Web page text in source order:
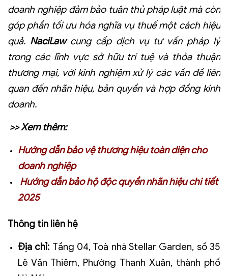
doanh nghiệp đảm bảo tuân thủ pháp luật mà còn
góp phần tối ưu hóa nghĩa vụ thuế một cách hiệu
quả. NaciLaw cung cấp dịch vụ tư vấn pháp lý
trong các lĩnh vực sở hữu trí tuệ và thỏa thuận
thương mại, với kinh nghiệm xử lý các vấn đề liên
quan đến nhãn hiệu, bản quyền và hợp đồng kinh
doanh.
>> Xem thêm:
Hướng dẫn bảo vệ thương hiệu toàn diện cho
doanh nghiệp
Hướng dẫn bảo hộ độc quyền nhãn hiệu chi tiết
2025
Thông tin liên hệ
Địa chỉ: Tầng 04, Toà nhà Stellar Garden, số 35
Lê Văn Thiêm, Phường Thanh Xuân, thành phố